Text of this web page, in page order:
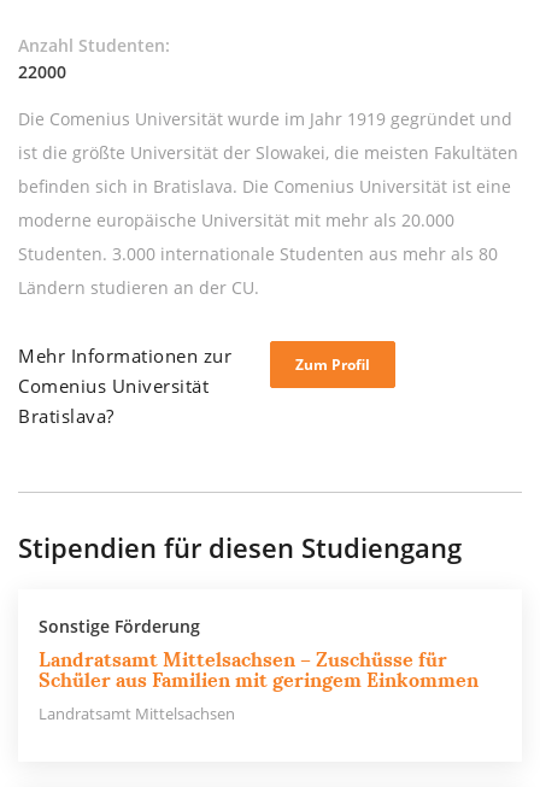
Anzahl Studenten:
22000
Die Comenius Universität wurde im Jahr 1919 gegründet und
ist die größte Universität der Slowakei, die meisten Fakultäten
befinden sich in Bratislava. Die Comenius Universität ist eine
moderne europäische Universität mit mehr als 20.000
Studenten. 3.000 internationale Studenten aus mehr als 80
Ländern studieren an der CU.
Mehr Informationen zur
Comenius Universität
Bratislava?
Zum Profil
Stipendien für diesen Studiengang
Sonstige Förderung
Landratsamt Mittelsachsen – Zuschüsse für
Schüler aus Familien mit geringem Einkommen
Landratsamt Mittelsachsen